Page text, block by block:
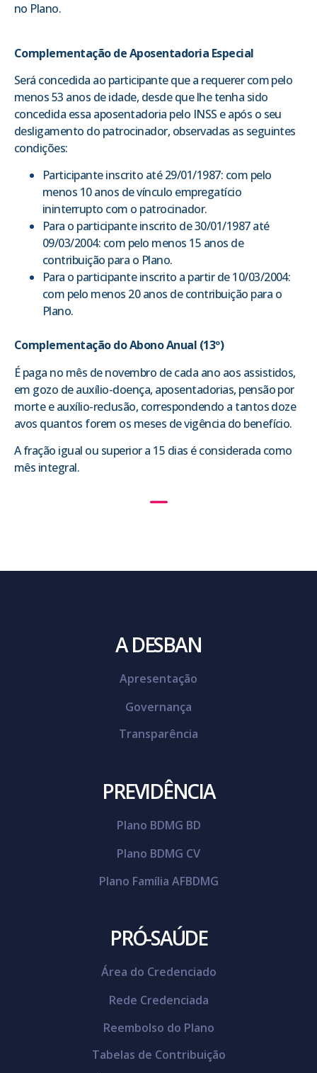
no Plano.
Complementação de Aposentadoria Especial
Será concedida ao participante que a requerer com pelo
menos 53 anos de idade, desde que lhe tenha sido
concedida essa aposentadoria pelo INSS e após o seu
desligamento do patrocinador, observadas as seguintes
condições:
Participante inscrito até 29/01/1987: com pelo
menos 10 anos de vínculo empregatício
ininterrupto com o patrocinador.
Para o participante inscrito de 30/01/1987 até
09/03/2004: com pelo menos 15 anos de
contribuição para o Plano.
Para o participante inscrito a partir de 10/03/2004:
com pelo menos 20 anos de contribuição para o
Plano.
Complementação do Abono Anual (13º)
É paga no mês de novembro de cada ano aos assistidos,
em gozo de auxílio-doença, aposentadorias, pensão por
morte e auxílio-reclusão, correspondendo a tantos doze
avos quantos forem os meses de vigência do benefício.
A fração igual ou superior a 15 dias é considerada como
mês integral.
A DESBAN
Apresentação
Governança
Transparência
PREVIDÊNCIA
Plano BDMG BD
Plano BDMG CV
Plano Família AFBDMG
PRÓ-SAÚDE
Área do Credenciado
Rede Credenciada
Reembolso do Plano
Tabelas de Contribuição